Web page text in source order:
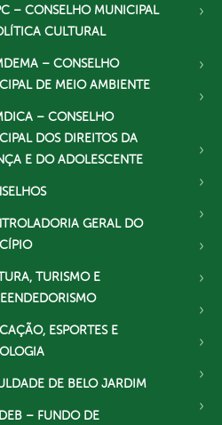
– CONSELHO MUNICIPAL
CULTURAL
– CONSELHO
DE MEIO AMBIENTE
– CONSELHO
DOS DIREITOS DA
E DO ADOLESCENTE
GERAL DO
TURISMO E
ESPORTES E
DE BELO JARDIM
– FUNDO DE